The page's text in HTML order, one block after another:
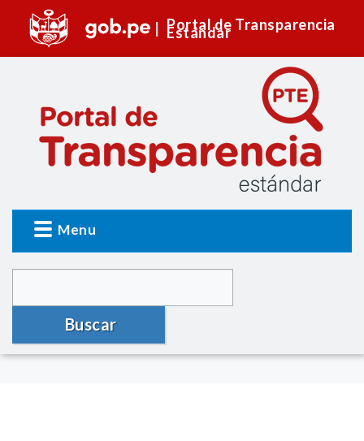
Portal de Transparencia
Estándar
Menu
Buscar